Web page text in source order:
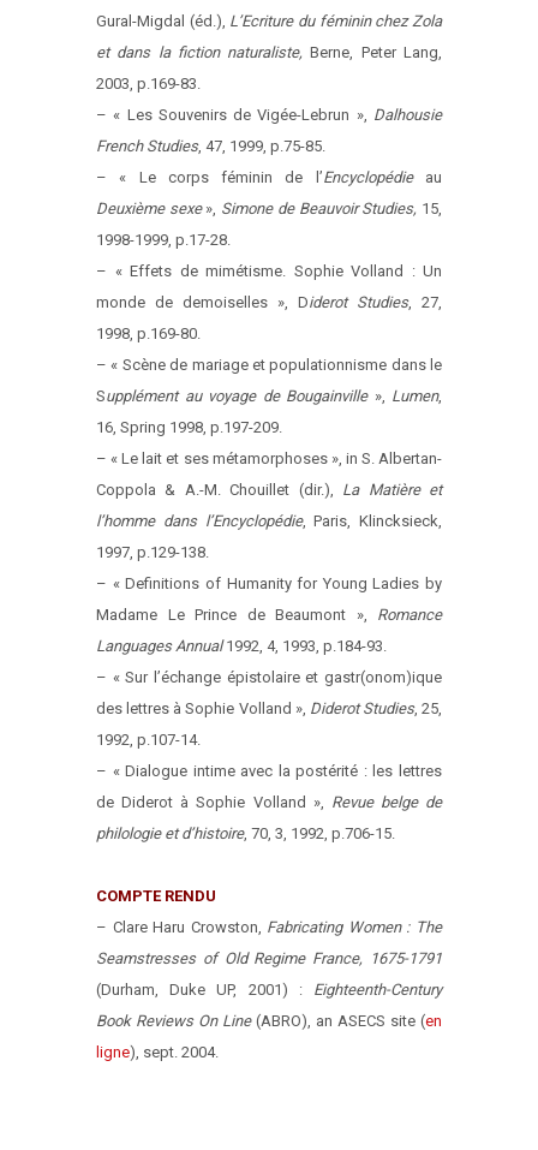
Gural-Migdal (éd.), L’Ecriture du féminin chez Zola
et dans la fiction naturaliste, Berne, Peter Lang,
2003, p.169-83.
– « Les Souvenirs de Vigée-Lebrun », Dalhousie
French Studies, 47, 1999, p.75-85.
– « Le corps féminin de l’Encyclopédieau
Deuxième sexe», Simone de Beauvoir Studies, 15,
1998-1999, p.17-28.
– « Effets de mimétisme. Sophie Volland : Un
monde de demoiselles », Diderot Studies, 27,
1998, p.169-80.
– « Scène de mariage et populationnisme dans le
Supplément au voyage de Bougainville», Lumen,
16, Spring 1998, p.197-209.
– « Le lait et ses métamorphoses », in S. Albertan-
Coppola & A.-M. Chouillet (dir.), La Matière et
l’homme dans l’Encyclopédie, Paris, Klincksieck,
1997, p.129-138.
– « Definitions of Humanity for Young Ladies by
Madame Le Prince de Beaumont », Romance
Languages Annual1992, 4, 1993, p.184-93.
– « Sur l’échange épistolaire et gastr(onom)ique
des lettres à Sophie Volland », Diderot Studies, 25,
1992, p.107-14.
– « Dialogue intime avec la postérité : les lettres
de Diderot à Sophie Volland », Revue belge de
philologie et d’histoire, 70, 3, 1992, p.706-15.
COMPTE RENDU
– Clare Haru Crowston, Fabricating Women : The
Seamstresses of Old Regime France, 1675-1791
(Durham, Duke UP, 2001) : Eighteenth-Century
Book Reviews On Line (ABRO), an ASECS site (en
ligne), sept. 2004.